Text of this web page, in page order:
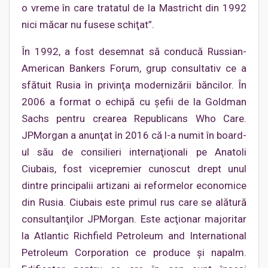
o vreme în care tratatul de la Mastricht din 1992
nici măcar nu fusese schiţat”.
În 1992, a fost desemnat să conducă Russian-
American Bankers Forum, grup consultativ ce a
sfătuit Rusia în privinţa modernizării băncilor. În
2006 a format o echipă cu şefii de la Goldman
Sachs pentru crearea Republicans Who Care.
JPMorgan a anunţat în 2016 că l-a numit în board-
ul său de consilieri internaţionali pe Anatoli
Ciubais, fost vicepremier cunoscut drept unul
dintre principalii artizani ai reformelor economice
din Rusia. Ciubais este primul rus care se alătură
consultanţilor JPMorgan. Este acţionar majoritar
la Atlantic Richfield Petroleum and International
Petroleum Corporation ce produce şi napalm.